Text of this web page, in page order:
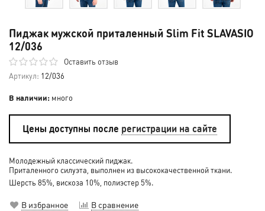
Пиджак мужской приталенный Slim Fit SLAVASIO
12/036
Оставить отзыв
Артикул: 12/036
В наличии: много
Цены доступны после регистрации на сайте
Молодежный классический пиджак.
Приталенного силуэта, выполнен из высококачественной ткани.
Шерсть 85%, вискоза 10%, полиэстер 5%.
В избранное В сравнение